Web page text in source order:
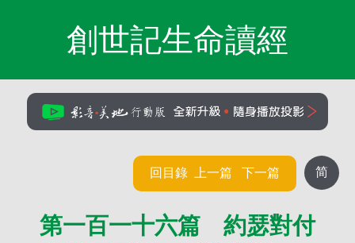
創世記生命讀經
简
回目錄 上一篇 下一篇
第一百一十六篇 約瑟對付